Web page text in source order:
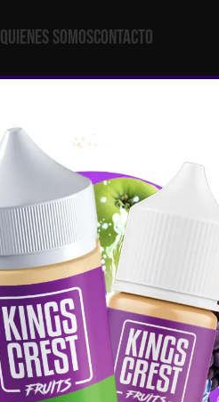
Quienes SomosContacto